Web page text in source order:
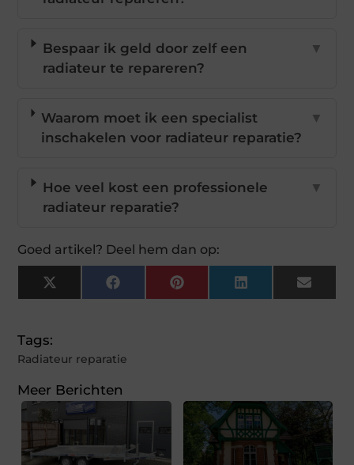
Bespaar ik geld door zelf een
radiateur te repareren?
▼
Waarom moet ik een specialist
inschakelen voor radiateur reparatie?
▼
Hoe veel kost een professionele
radiateur reparatie?
▼
Goed artikel? Deel hem dan op:
X
(Twitter)
FacebookPinterestLinkedInEmail
Tags:
Radiateur reparatie
Meer Berichten